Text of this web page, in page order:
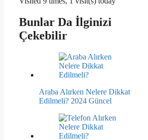
Bunlar Da İlginizi
Çekebilir
Araba Alırken Nelere Dikkat
Edilmeli? 2024 Güncel